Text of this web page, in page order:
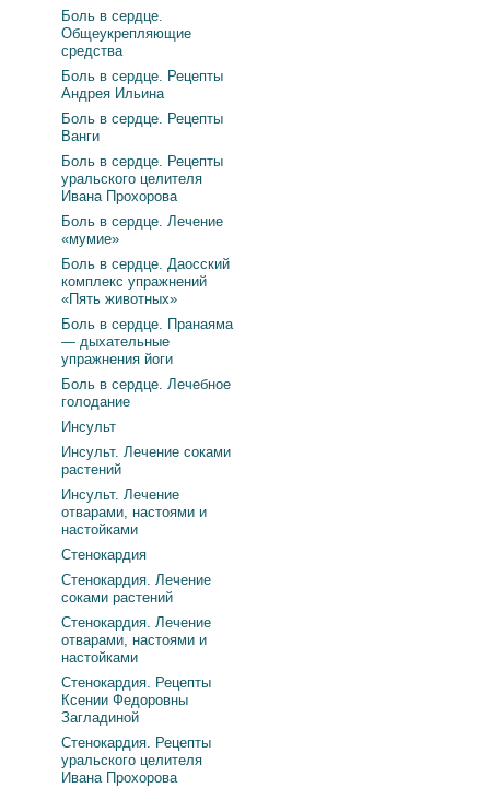
Боль в сердце.
Общеукрепляющие
средства
Боль в сердце. Рецепты
Андрея Ильина
Боль в сердце. Рецепты
Ванги
Боль в сердце. Рецепты
уральского целителя
Ивана Прохорова
Боль в сердце. Лечение
«мумие»
Боль в сердце. Даосский
комплекс упражнений
«Пять животных»
Боль в сердце. Пранаяма
— дыхательные
упражнения йоги
Боль в сердце. Лечебное
голодание
Инсульт
Инсульт. Лечение соками
растений
Инсульт. Лечение
отварами, настоями и
настойками
Стенокардия
Стенокардия. Лечение
соками растений
Стенокардия. Лечение
отварами, настоями и
настойками
Стенокардия. Рецепты
Ксении Федоровны
Загладиной
Стенокардия. Рецепты
уральского целителя
Ивана Прохорова